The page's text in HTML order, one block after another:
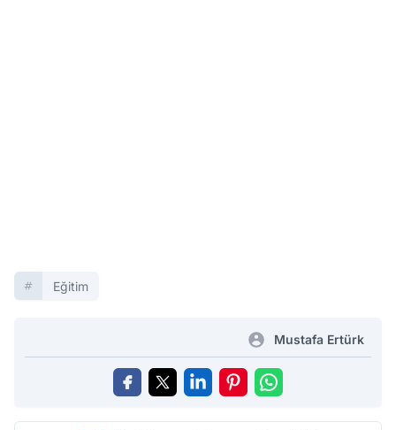
Eğitim
Mustafa Ertürk